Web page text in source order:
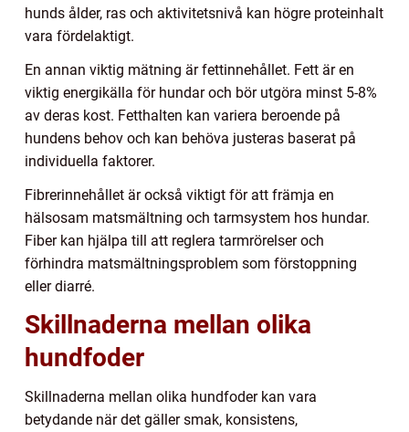
hunds ålder, ras och aktivitetsnivå kan högre proteinhalt
vara fördelaktigt.
En annan viktig mätning är fettinnehållet. Fett är en
viktig energikälla för hundar och bör utgöra minst 5-8%
av deras kost. Fetthalten kan variera beroende på
hundens behov och kan behöva justeras baserat på
individuella faktorer.
Fibrerinnehållet är också viktigt för att främja en
hälsosam matsmältning och tarmsystem hos hundar.
Fiber kan hjälpa till att reglera tarmrörelser och
förhindra matsmältningsproblem som förstoppning
eller diarré.
Skillnaderna mellan olika
hundfoder
Skillnaderna mellan olika hundfoder kan vara
betydande när det gäller smak, konsistens,